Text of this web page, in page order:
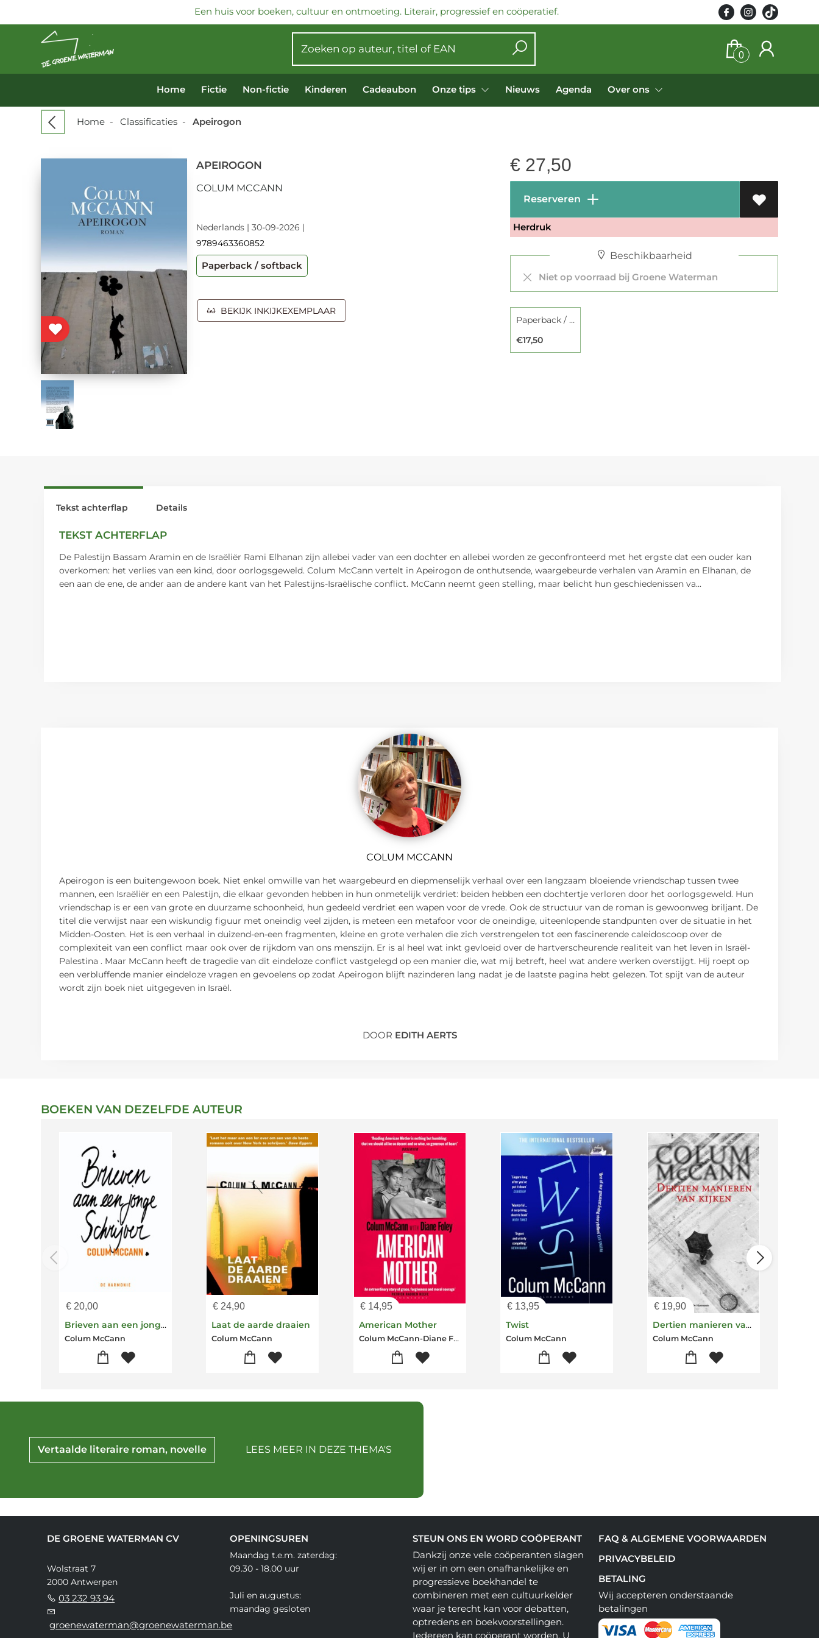
Een huis voor boeken, cultuur en ontmoeting. Literair, progressief en coöperatief.
0
Home Fictie Non-fictie Kinderen Cadeaubon Onze tips Nieuws Agenda Over ons
Home - Classificaties - Apeirogon
APEIROGON
COLUM MCCANN
Nederlands | 30-09-2026 |
9789463360852
Paperback / softback
BEKIJK INKIJKEXEMPLAAR
€ 27,50
Reserveren
Herdruk
Beschikbaarheid
Niet op voorraad bij Groene Waterman
Paperback / softback
€17,50
Tekst achterflap
TEKST ACHTERFLAP
De Palestijn Bassam Aramin en de Israëliër Rami Elhanan zijn allebei vader van een dochter en allebei worden ze geconfronteerd met het ergste dat een ouder kan
overkomen: het verlies van een kind, door oorlogsgeweld. Colum McCann vertelt in Apeirogon de onthutsende, waargebeurde verhalen van Aramin en Elhanan, de
een aan de ene, de ander aan de andere kant van het Palestijns-Israëlische conflict. McCann neemt geen stelling, maar belicht hun geschiedenissen va...
Details
COLUM MCCANN
Apeirogon is een buitengewoon boek. Niet enkel omwille van het waargebeurd en diepmenselijk verhaal over een langzaam bloeiende vriendschap tussen twee
mannen, een Israëliër en een Palestijn, die elkaar gevonden hebben in hun onmetelijk verdriet: beiden hebben een dochtertje verloren door het oorlogsgeweld. Hun
vriendschap is er een van grote en duurzame schoonheid, hun gedeeld verdriet een wapen voor de vrede. Ook de structuur van de roman is gewoonweg briljant. De
titel die verwijst naar een wiskundig figuur met oneindig veel zijden, is meteen een metafoor voor de oneindige, uiteenlopende standpunten over de situatie in het
Midden-Oosten. Het is een verhaal in duizend-en-een fragmenten, kleine en grote verhalen die zich verstrengelen tot een fascinerende caleidoscoop over de
complexiteit van een conflict maar ook over de rijkdom van ons menszijn. Er is al heel wat inkt gevloeid over de hartverscheurende realiteit van het leven in Israël-
Palestina . Maar McCann heeft de tragedie van dit eindeloze conflict vastgelegd op een manier die, wat mij betreft, heel wat andere werken overstijgt. Hij roept op
een verbluffende manier eindeloze vragen en gevoelens op zodat Apeirogon blijft nazinderen lang nadat je de laatste pagina hebt gelezen. Tot spijt van de auteur
wordt zijn boek niet uitgegeven in Israël.
DOOR EDITH AERTS
BOEKEN VAN DEZELFDE AUTEUR
€ 20,00
Brieven aan een jonge schrijver
Colum McCann
€ 24,90
Laat de aarde draaien
Colum McCann
€14,95
American Mother
Colum McCann-Diane Foley
€13,95
Twist
Colum McCann
€ 19,90
Dertien manieren van kijken
Colum McCann
Vertaalde literaire roman, novelle LEES MEER IN DEZE THEMA'S
DE GROENE WATERMAN CV
Wolstraat 7
2000 Antwerpen
03 232 93 94
groenewaterman@groenewaterman.be
OPENINGSUREN
Maandag t.e.m. zaterdag:
09.30 - 18.00 uur
Juli en augustus:
maandag gesloten
STEUN ONS EN WORD COÖPERANT
Dankzij onze vele coöperanten slagen
wij er in om een onafhankelijke en
progressieve boekhandel te
combineren met een cultuurkelder
waar je terecht kan voor debatten,
optredens en boekvoorstellingen.
Iedereen kan coöperant worden. U
FAQ & ALGEMENE VOORWAARDEN
PRIVACYBELEID
BETALING
Wij accepteren onderstaande
betalingen